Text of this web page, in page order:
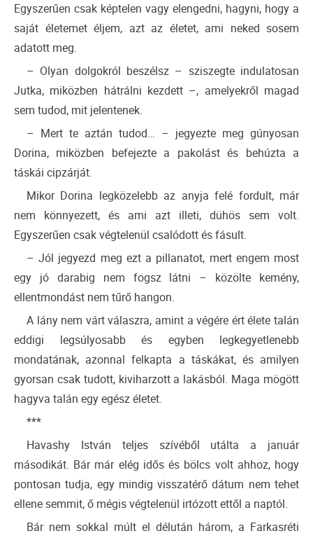
Egyszerűen csak képtelen vagy elengedni, hagyni, hogy a
saját életemet éljem, azt az életet, ami neked sosem
adatott meg.
– Olyan dolgokról beszélsz – sziszegte indulatosan
Jutka, miközben hátrálni kezdett –, amelyekről magad
sem tudod, mit jelentenek.
– Mert te aztán tudod… – jegyezte meg gúnyosan
Dorina, miközben befejezte a pakolást és behúzta a
táskái cipzárját.
Mikor Dorina legközelebb az anyja felé fordult, már
nem könnyezett, és ami azt illeti, dühös sem volt.
Egyszerűen csak végtelenül csalódott és fásult.
– Jól jegyezd meg ezt a pillanatot, mert engem most
egy jó darabig nem fogsz látni – közölte kemény,
ellentmondást nem tűrő hangon.
A lány nem várt válaszra, amint a végére ért élete talán
eddigi legsúlyosabb és egyben legkegyetlenebb
mondatának, azonnal felkapta a táskákat, és amilyen
gyorsan csak tudott, kiviharzott a lakásból. Maga mögött
hagyva talán egy egész életet.
***
Havashy István teljes szívéből utálta a január
másodikát. Bár már elég idős és bölcs volt ahhoz, hogy
pontosan tudja, egy mindig visszatérő dátum nem tehet
ellene semmit, ő mégis végtelenül irtózott ettől a naptól.
Bár nem sokkal múlt el délután három, a Farkasréti